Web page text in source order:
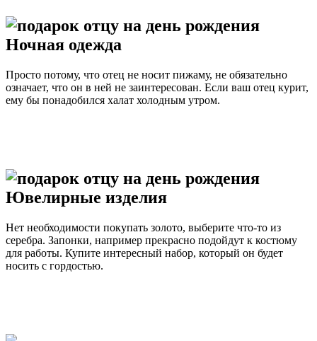
Ночная одежда
Просто потому, что отец не носит пижаму, не обязательно
означает, что он в ней не заинтересован. Если ваш отец курит,
ему бы понадобился халат холодным утром.
Ювелирные изделия
Нет необходимости покупать золото, выберите что-то из
серебра. Запонки, например прекрасно подойдут к костюму
для работы. Купите интересный набор, который он будет
носить с гордостью.